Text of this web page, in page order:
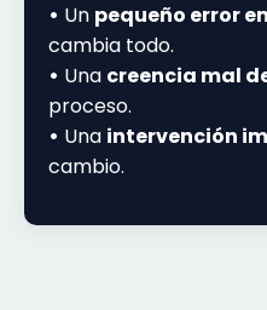
• Un pequeño error
cambia todo.
• Una creencia mal
proceso.
• Una intervención
cambio.